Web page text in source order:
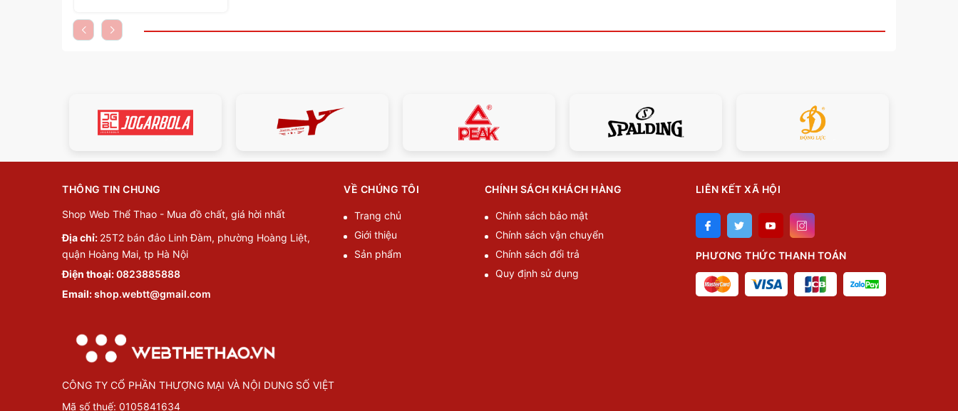
THÔNG TIN CHUNG
Shop Web Thể Thao - Mua đồ chất, giá hời nhất
Địa chỉ: 25T2 bán đảo Linh Đàm, phường Hoàng Liệt,
quận Hoàng Mai, tp Hà Nội
Điện thoại:0823885888
Email:shop.webtt@gmail.com
VỀ CHÚNG TÔI
Trang chủ
Giới thiệu
Sản phẩm
CHÍNH SÁCH KHÁCH HÀNG
Chính sách bảo mật
Chính sách vận chuyển
Chính sách đổi trả
Quy định sử dụng
LIÊN KẾT XÃ HỘI
PHƯƠNG THỨC THANH TOÁN
CÔNG TY CỔ PHẦN THƯỢNG MẠI VÀ NỘI DUNG SỐ VIỆT
Mã số thuế: 0105841634